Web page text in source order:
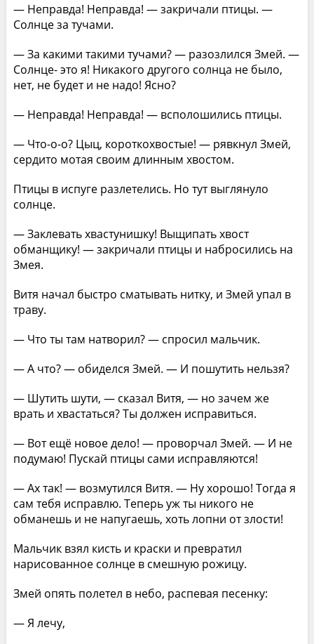
— Неправда! Неправда! — закричали птицы. —
Солнце за тучами.
— За какими такими тучами? — разозлился Змей. —
Солнце- это я! Никакого другого солнца не было,
нет, не будет и не надо! Ясно?
— Неправда! Неправда! — всполошились птицы.
— Что-о-о? Цыц, короткохвостые! — рявкнул Змей,
сердито мотая своим длинным хвостом.
Птицы в испуге разлетелись. Но тут выглянуло
солнце.
— Заклевать хвастунишку! Выщипать хвост
обманщику! — закричали птицы и набросились на
Змея.
Витя начал быстро сматывать нитку, и Змей упал в
траву.
— Что ты там натворил? — спросил мальчик.
— А что? — обиделся Змей. — И пошутить нельзя?
— Шутить шути, — сказал Витя, — но зачем же
врать и хвастаться? Ты должен исправиться.
— Вот ещё новое дело! — проворчал Змей. — И не
подумаю! Пускай птицы сами исправляются!
— Ах так! — возмутился Витя. — Ну хорошо! Тогда я
сам тебя исправлю. Теперь уж ты никого не
обманешь и не напугаешь, хоть лопни от злости!
Мальчик взял кисть и краски и превратил
нарисованное солнце в смешную рожицу.
Змей опять полетел в небо, распевая песенку:
— Я лечу,